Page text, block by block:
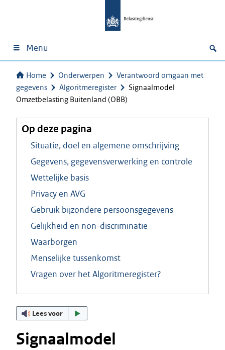
Menu
Home Onderwerpen
Verantwoord omgaan met
gegevens
Algoritmeregister
Signaalmodel
Omzetbelasting Buitenland (OBB)
Op deze pagina
Situatie, doel en algemene omschrijving
Gegevens, gegevensverwerking en controle
Wettelijke basis
Privacy en AVG
Gebruik bijzondere persoonsgegevens
Gelijkheid en non-discriminatie
Waarborgen
Menselijke tussenkomst
Vragen over het Algoritmeregister?
Lees voor
Signaalmodel